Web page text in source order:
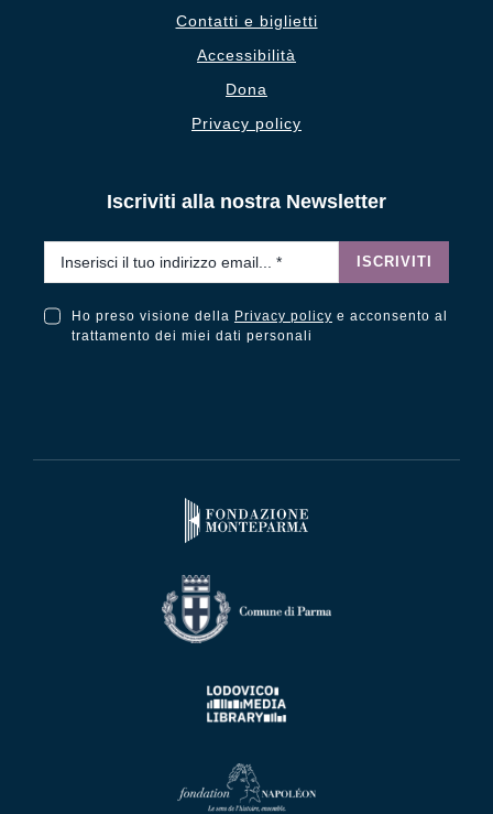
Contatti e biglietti
Accessibilità
Dona
Privacy policy
Iscriviti alla nostra Newsletter
ISCRIVITI
Ho preso visione della Privacy policy e acconsento al
trattamento dei miei dati personali